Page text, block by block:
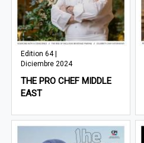
Edition 64 |
Diciembre 2024
THE PRO CHEF MIDDLE
EAST